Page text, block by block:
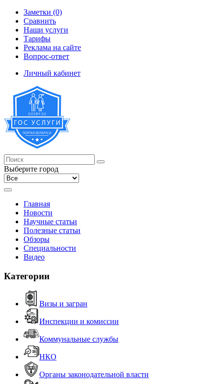
Заметки (0)
Сравнить
Наши услуги
Тарифы
Реклама на сайте
Вопрос-ответ
Личный кабинет
Выберите город
Главная
Новости
Научные статьи
Полезные статьи
Обзоры
Специальности
Видео
Категории
Визы и загран
Инспекции и комиссии
Коммунальные службы
НКО
Органы законодательной власти